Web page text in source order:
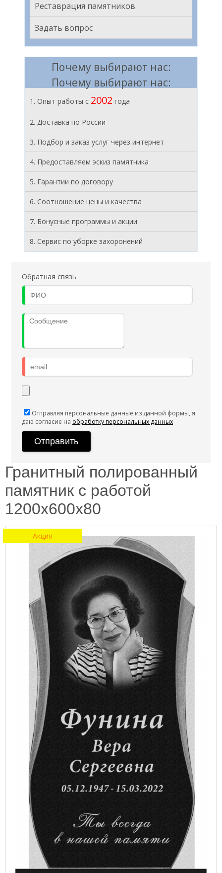
Реставрация памятников
Задать вопрос
Почему выбирают нас:
Почему выбирают нас:
1. Опыт работы с 2002 года
2. Доставка по России
3. Подбор и заказ услуг через интернет
4. Предоставляем эскиз памятника
5. Гарантии по договору
6. Соотношение цены и качества
7. Бонусные программы и акции
8. Cервис по уборке захоронений
Обратная связь
Отправляя персональные данные из данной формы, я
даю согласие на обработку персональных данных
Гранитный полированный
памятник с работой
1200х600х80
Акция